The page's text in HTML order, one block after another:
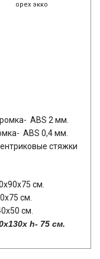
орех экко
ABS 2 мм.
ABS 0,4 мм.
стяжки
см.
см.
см.
h- 75 см.